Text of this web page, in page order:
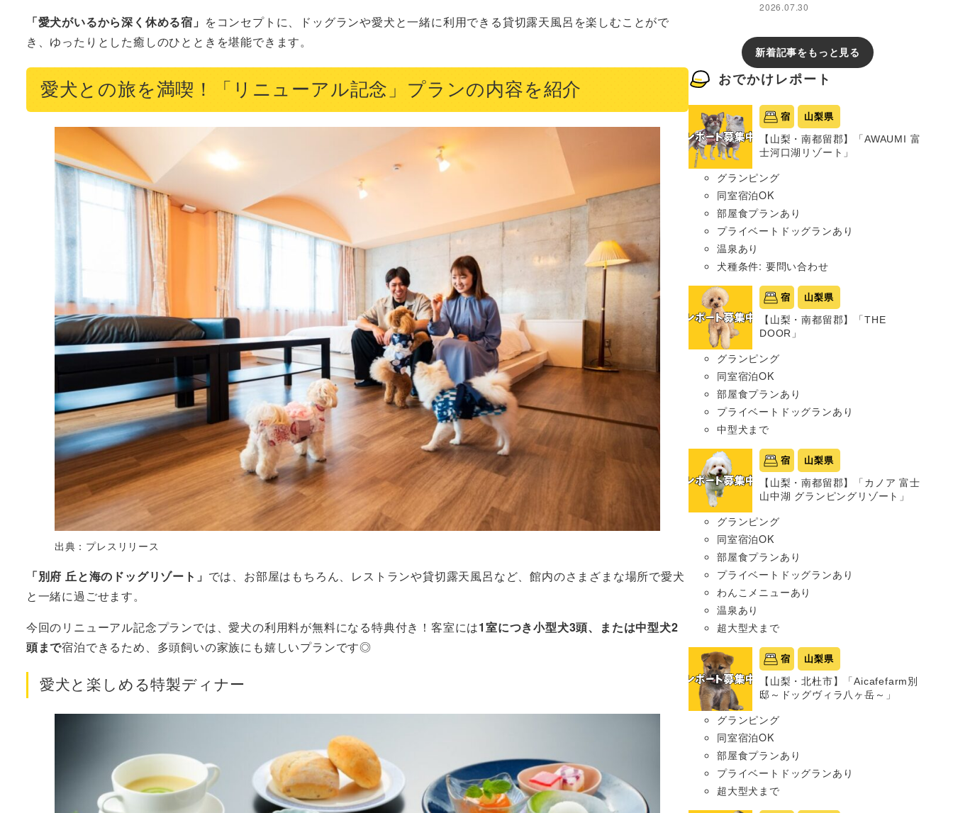
「愛犬がいるから深く休める宿」 をコンセプトに、ドッグランや愛犬と一緒に利用できる貸切露天風呂を楽しむことがで
き、ゆったりとした癒しのひとときを堪能できます。
愛犬との旅を満喫！「リニューアル記念」プランの内容を紹介
出典：プレスリリース
「別府 丘と海のドッグリゾート」 では、お部屋はもちろん、レストランや貸切露天風呂など、館内のさまざまな場所で愛犬
と一緒に過ごせます。
今回のリニューアル記念プランでは、愛犬の利用料が無料になる特典付き！客室には1室につき小型犬3頭、または中型犬2
頭まで宿泊できるため、多頭飼いの家族にも嬉しいプランです◎
愛犬と楽しめる特製ディナー
2026.07.30
新着記事をもっと見る
おでかけレポート
宿 山梨県
【山梨・南都留郡】「AWAUMI 富
士河口湖リゾート」
グランピング
同室宿泊OK
部屋食プランあり
プライベートドッグランあり
温泉あり
犬種条件: 要問い合わせ
宿 山梨県
【山梨・南都留郡】「THE
DOOR」
グランピング
同室宿泊OK
部屋食プランあり
プライベートドッグランあり
中型犬まで
宿 山梨県
【山梨・南都留郡】「カノア 富士
山中湖 グランピングリゾート」
グランピング
同室宿泊OK
部屋食プランあり
プライベートドッグランあり
わんこメニューあり
温泉あり
超大型犬まで
宿 山梨県
【山梨・北杜市】「Aicafefarm別
邸～ドッグヴィラ八ヶ岳～」
グランピング
同室宿泊OK
部屋食プランあり
プライベートドッグランあり
超大型犬まで